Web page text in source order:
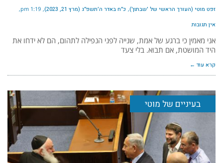
זפט מוטי (העורך הראשי של 'שבתון') כ״ח באדר ה׳תשפ״ג (מרץ 21, 2023) 1:19 pm
אין תגובות
אני מאמין כי ברגע של אמת, שנייה לפני הנפילה לתהום, הם לא ידחו את
היד המושטת, אם תבוא. בלי צעד
קרא עוד ←
בעיניים של מוטי